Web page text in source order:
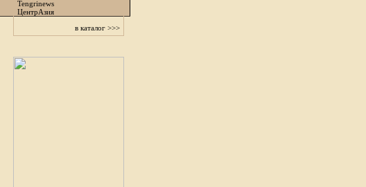
Tengrinews
ЦентрАзия
в каталог >>>